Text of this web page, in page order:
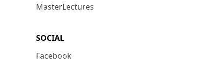
MasterLectures
SOCIAL
Facebook